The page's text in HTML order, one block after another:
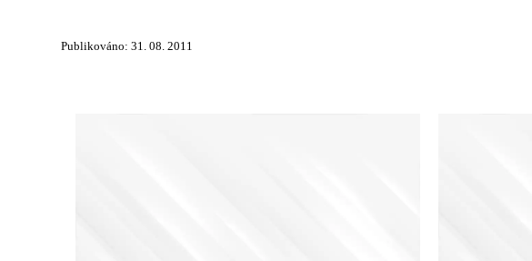
Publikováno: 31. 08. 2011